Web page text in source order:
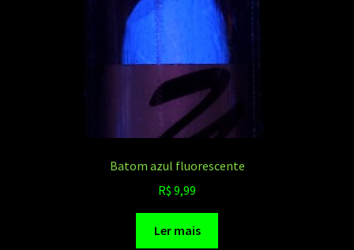
Batom azul fluorescente
R$ 9,99
Ler mais